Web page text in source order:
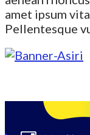
amet ipsum
Pellentesque